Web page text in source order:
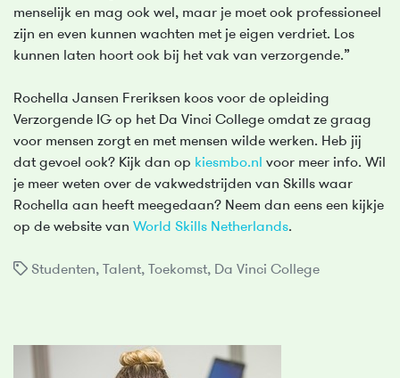
menselijk en mag ook wel, maar je moet ook professioneel
zijn en even kunnen wachten met je eigen verdriet. Los
kunnen laten hoort ook bij het vak van verzorgende.”
Rochella Jansen Freriksen koos voor de opleiding
Verzorgende IG op het Da Vinci College omdat ze graag
voor mensen zorgt en met mensen wilde werken. Heb jij
dat gevoel ook? Kijk dan op kiesmbo.nl voor meer info. Wil
je meer weten over de vakwedstrijden van Skills waar
Rochella aan heeft meegedaan? Neem dan eens een kijkje
op de website van World Skills Netherlands.
Studenten, Talent, Toekomst, Da Vinci College